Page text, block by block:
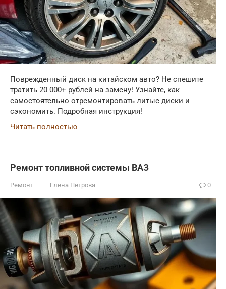
Поврежденный диск на китайском авто? Не спешите
тратить 20 000+ рублей на замену! Узнайте, как
самостоятельно отремонтировать литые диски и
сэкономить. Подробная инструкция!
Читать полностью
Ремонт топливной системы ВАЗ
Ремонт Елена Петрова 0